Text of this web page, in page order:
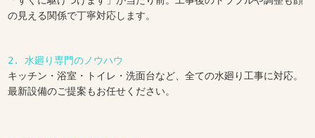
の見える関係で丁寧対応します。
2. 水廻り専門のノウハウ
キッチン・浴室・トイレ・洗面台など、全ての水廻り工事に対応。
最新設備のご提案もお任せください。